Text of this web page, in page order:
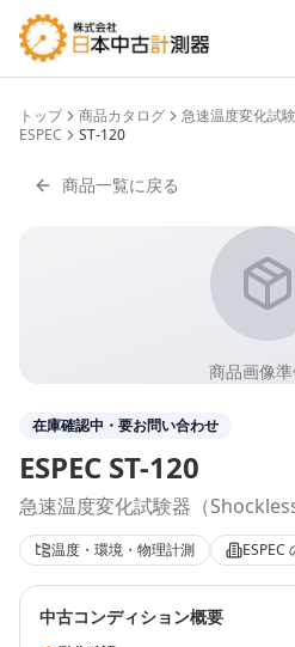
トップ 商品カタログ
急速温度変化試
ESPEC
ST-120
商品一覧に戻る
商品画像
在庫確認中・要お問い合わせ
ESPEC ST-120
急速温度変化試験器（
温度・環境・物理計測 ESPEC
中古コンディション概要